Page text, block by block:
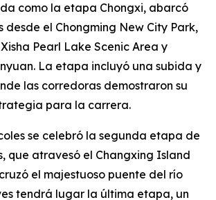
como la etapa Chongxi, abarcó
desde el Chongming New City Park,
Pearl Lake Scenic Area y
La etapa incluyó una subida y
las corredoras demostraron su
para la carrera.
se celebró la segunda etapa de
que atravesó el Changxing Island
el majestuoso puente del río
tendrá lugar la última etapa, un